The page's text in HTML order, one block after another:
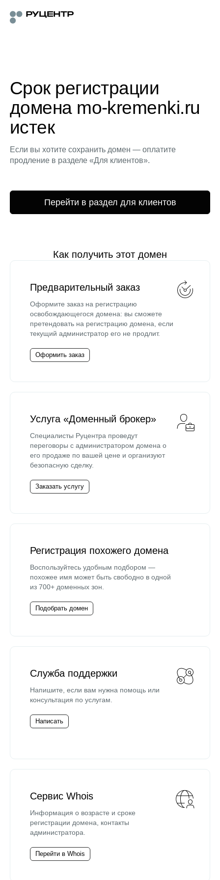
Срок регистрации
домена mo-kremenki.ru
истек
Если вы хотите сохранить домен — оплатите
продление в разделе «Для клиентов».
Перейти в раздел для клиентов
Как получить этот домен
Предварительный заказ
Оформите заказ на регистрацию
освобождающегося домена: вы сможете
претендовать на регистрацию домена, если
текущий администратор его не продлит.
Оформить заказ
Услуга «Доменный брокер»
Специалисты Руцентра проведут
переговоры с администратором домена о
его продаже по вашей цене и организуют
безопасную сделку.
Заказать услугу
Регистрация похожего домена
Воспользуйтесь удобным подбором —
похожее имя может быть свободно в одной
из 700+ доменных зон.
Подобрать домен
Служба поддержки
Напишите, если вам нужна помощь или
консультация по услугам.
Написать
Сервис Whois
Информация о возрасте и сроке
регистрации домена, контакты
администратора.
Перейти в Whois